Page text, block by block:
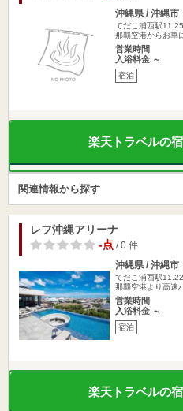
沖縄県 / 沖縄市
てだこ浦西駅
那覇空港からお車
営業時間
入浴料金 ～
宿泊
楽天トラベルの
関連情報から探す
レフ沖縄アリーナ
-点/ 0 件
沖縄県 / 沖縄市
てだこ浦西駅
那覇空港より高速
営業時間
入浴料金 ～
宿泊
楽天トラベルの